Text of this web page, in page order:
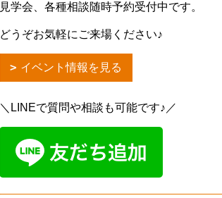
見学会、各種相談随時予約受付中です。
どうぞお気軽にご来場ください♪
イベント情報を見る
＼LINEで質問や相談も可能です♪／